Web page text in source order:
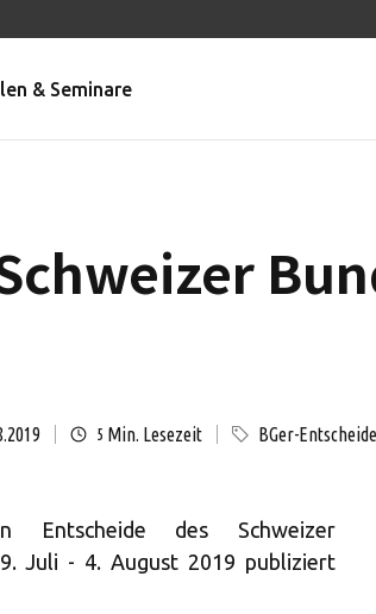
& Seminare
5 Min. Lesezeit BGer-Entscheide
Entscheide des Schweizer
Juli - 4. August 2019 publiziert